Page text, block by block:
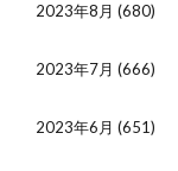
2023年8月 (680)
2023年7月 (666)
2023年6月 (651)